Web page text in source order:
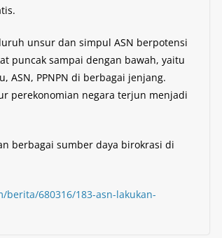
unsur dan simpul ASN berpotensi
puncak sampai dengan bawah, yaitu
ASN, PPNPN di berbagai jenjang.
perekonomian negara terjun menjadi
berbagai sumber daya birokrasi di
680316/183-asn-lakukan-